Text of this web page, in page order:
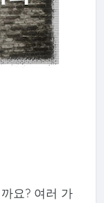
요? 여러 가